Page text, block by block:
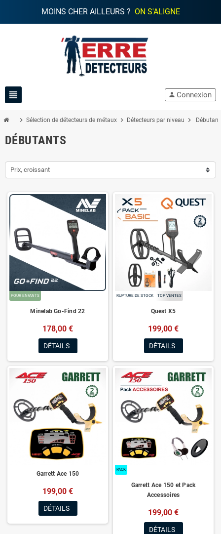
MOINS CHER AILLEURS ? ON S'ALIGNE
view_headline person Connexion
chevron_right Sélection de détecteurs de métaux chevron_right Détecteurs par niveau chevron_right
DÉBUTANTS
Prix, croissant
POUR ENFANTS
Minelab Go-Find 22
178,00 €
DÉTAILS
RUPTURE DE STOCK TOP VENTES
Quest X5
199,00 €
DÉTAILS
Garrett Ace 150
199,00 €
DÉTAILS
PACK
Garrett Ace 150 et Pack
Accessoires
199,00 €
DÉTAILS